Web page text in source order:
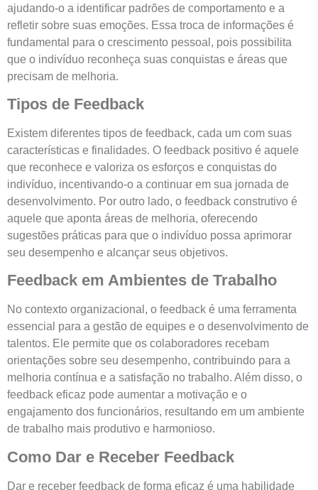
ajudando-o a identificar padrões de comportamento e a
refletir sobre suas emoções. Essa troca de informações é
fundamental para o crescimento pessoal, pois possibilita
que o indivíduo reconheça suas conquistas e áreas que
precisam de melhoria.
Tipos de Feedback
Existem diferentes tipos de feedback, cada um com suas
características e finalidades. O feedback positivo é aquele
que reconhece e valoriza os esforços e conquistas do
indivíduo, incentivando-o a continuar em sua jornada de
desenvolvimento. Por outro lado, o feedback construtivo é
aquele que aponta áreas de melhoria, oferecendo
sugestões práticas para que o indivíduo possa aprimorar
seu desempenho e alcançar seus objetivos.
Feedback em Ambientes de Trabalho
No contexto organizacional, o feedback é uma ferramenta
essencial para a gestão de equipes e o desenvolvimento de
talentos. Ele permite que os colaboradores recebam
orientações sobre seu desempenho, contribuindo para a
melhoria contínua e a satisfação no trabalho. Além disso, o
feedback eficaz pode aumentar a motivação e o
engajamento dos funcionários, resultando em um ambiente
de trabalho mais produtivo e harmonioso.
Como Dar e Receber Feedback
Dar e receber feedback de forma eficaz é uma habilidade